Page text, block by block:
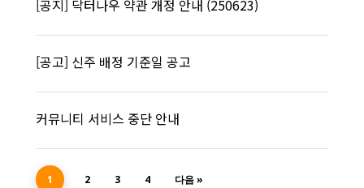
[공지] 닥터나우 약관 개정 안내 (250623)
[공고] 신주 배정 기준일 공고
커뮤니티 서비스 중단 안내
1 2 3 4 다음 »